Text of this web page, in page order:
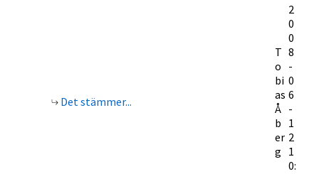
Det stämmer...
T
o
bi
as
Å
b
er
g
2
0
0
8
-
0
6
-
1
2
1
0: